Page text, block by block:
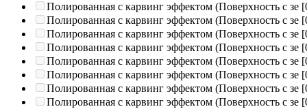
Полированная c карвинг эффектом (Поверхность с зе
Полированная c карвинг эффектом (Поверхность с зе
Полированная c карвинг эффектом (Поверхность с зе
Полированная c карвинг эффектом (Поверхность с зе
Полированная c карвинг эффектом (Поверхность с зе
Полированная c карвинг эффектом (Поверхность с зе
Полированная c карвинг эффектом (Поверхность с зе
Полированная c карвинг эффектом (Поверхность с зе